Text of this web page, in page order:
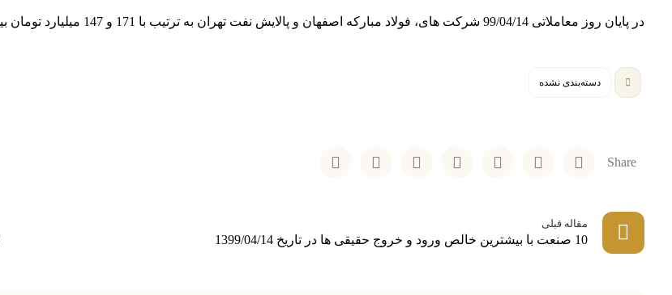
در پایان روز معاملاتی 99/04/14 شرکت های، فولاد مباركه اصفهان و پالايش نفت تهران‌ به ترتیب با 171 و 147 میلیارد تومان بیشترین ورود پول توسط حقیقی ها را داشته اند.
دسته‌بندی نشده
مقاله قبلی
10 صنعت با بیشترین خالص ورود و خروج حقیقی ها در تاریخ 1399/04/14